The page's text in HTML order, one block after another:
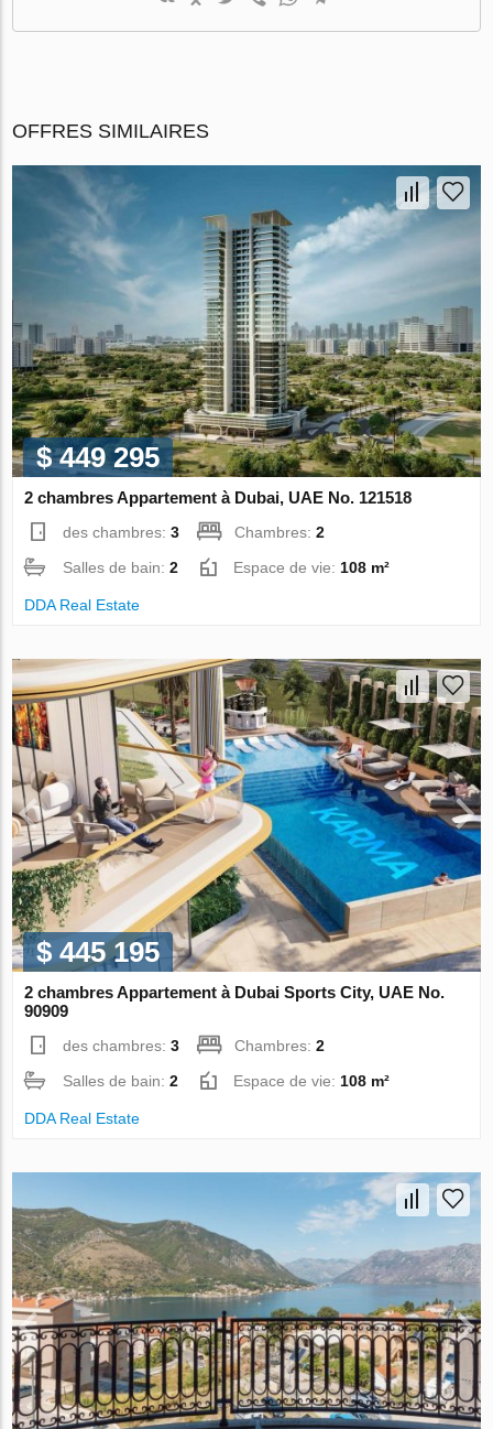
OFFRES SIMILAIRES
$ 449 295
2 chambres Appartement à Dubai, UAE No. 121518
des chambres:3 Chambres:2
Salles de bain:2 Espace de vie:108 m²
DDA Real Estate
$ 445 195
2 chambres Appartement à Dubai Sports City, UAE No.
90909
des chambres:3 Chambres:2
Salles de bain:2 Espace de vie: 108 m²
DDA Real Estate